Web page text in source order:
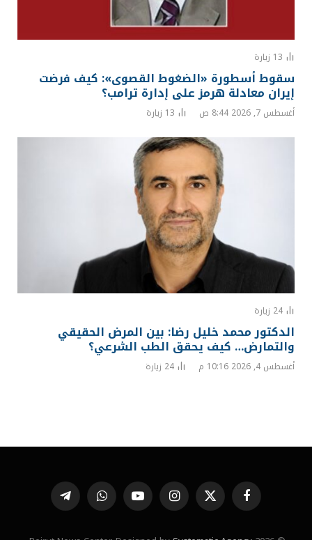
13 زيارة
سقوط أسطورة «الضغوط القصوى»: كيف فرضت
إيران معادلة هرمز على إدارة ترامب؟
أغسطس 7, 2026 8:44 ص 13 زيارة
24 زيارة
الدكتور محمد خليل رضا: بين المرض الحقيقي
والتمارض… كيف يحقق الطب الشرعي؟
أغسطس 4, 2026 10:16 م 24 زيارة
فيسبوك X
(Twitter)
الانستغراميوتيوب واتساب تيلقرام